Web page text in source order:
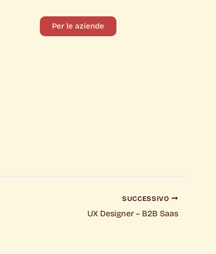
Per le aziende
SUCCESSIVO
UX Designer – B2B Saas